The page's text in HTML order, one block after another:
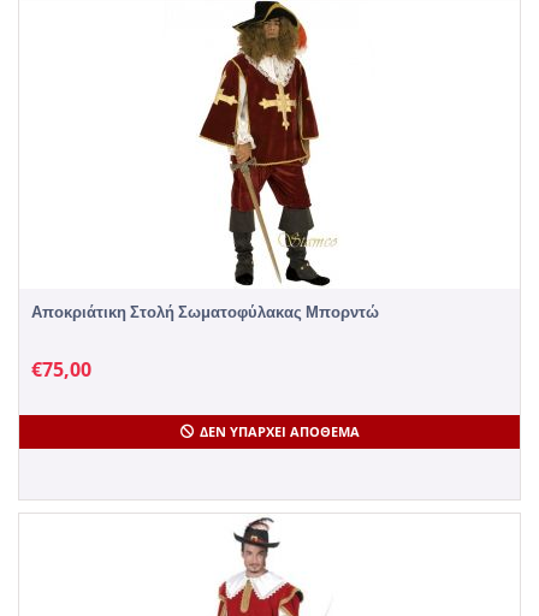
Αποκριάτικη Στολή Σωματοφύλακας Μπορντώ
€75,00
ΔΕΝ ΥΠΆΡΧΕΙ ΑΠΌΘΕΜΑ